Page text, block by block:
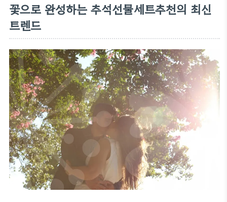
꽃으로 완성하는 추석선물세트추천의 최신
트렌드